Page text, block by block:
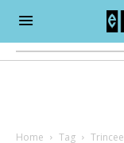
Home Tag Trincee